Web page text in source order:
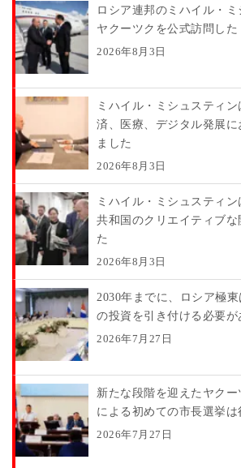
ロシア連邦のミハイル・
ヤクーツクを公式訪問した
2026年8月3日
ミハイル・ミシュスティ
済、医療、デジタル発展に
ました
2026年8月3日
ミハイル・ミシュスティ
共和国のクリエイティブな
た
2026年8月3日
2030年までに、ロシア極
の投資を引き付ける必要が
2026年7月27日
新たな段階を迎えたヤクー
による初めての市長選挙は
2026年7月27日